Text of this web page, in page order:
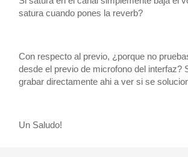
satura cuando pones la reverb?
Con respecto al previo, ¿porque no
desde el previo de microfono del interfaz?
grabar directamente ahi a ver si se
Un Saludo!